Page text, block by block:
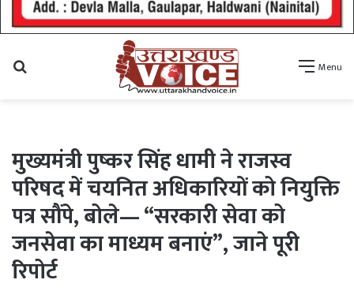
Menu
मुख्यमंत्री पुष्कर सिंह धामी ने राजस्व
परिषद में चयनित अधिकारियों को नियुक्ति
पत्र सौंपे, बोले— “सरकारी सेवा को
जनसेवा का माध्यम बनाएं”, जाने पूरी
रिपोर्ट